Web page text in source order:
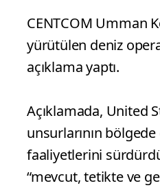
CENTCOM Umman
yürütülen deniz
açıklama yaptı.
Açıklamada, United
unsurlarının
faaliyetlerini
“mevcut, tetikte ve